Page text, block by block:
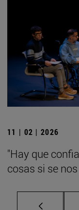
11 | 02 | 2026
"Hay que
cosas si se